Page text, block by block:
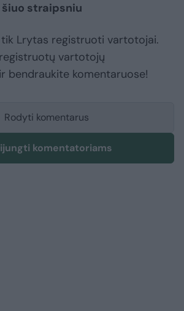
straipsniu
Lrytas registruoti vartotojai.
vartotojų
bendraukite komentaruose!
Rodyti komentarus
komentatoriams